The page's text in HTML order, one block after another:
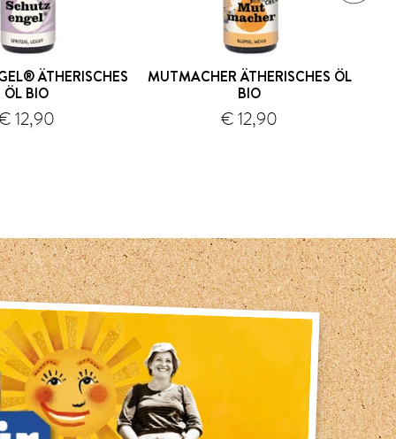
ÄTHERISCHES
ÖL BIO
12,90Versand
MUTMACHER ÄTHERISCHES ÖL
BIO
€ 12,90Versand